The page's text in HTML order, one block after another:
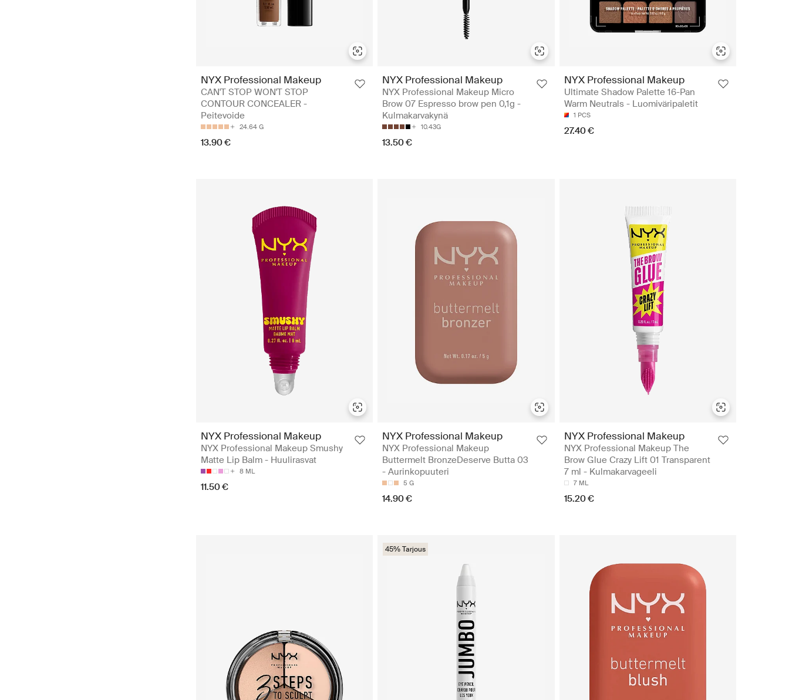
NYX Professional Makeup
CAN'T STOP WON'T STOP
CONTOUR CONCEALER -
Peitevoide
24.64 G
13.90 €
NYX Professional Makeup
NYX Professional Makeup Micro
Brow 07 Espresso brow pen 0,1g -
Kulmakarvakynä
10.43G
13.50 €
NYX Professional Makeup
Ultimate Shadow Palette 16-Pan
Warm Neutrals - Luomiväripaletit
1 PCS
27.40 €
NYX Professional Makeup
NYX Professional Makeup Smushy
Matte Lip Balm - Huulirasvat
8 ML
11.50 €
NYX Professional Makeup
NYX Professional Makeup
Buttermelt BronzeDeserve Butta 03
- Aurinkopuuteri
5 G
14.90 €
NYX Professional Makeup
NYX Professional Makeup The
Brow Glue Crazy Lift 01 Transparent
7 ml - Kulmakarvageeli
7 ML
15.20 €
45% Tarjous